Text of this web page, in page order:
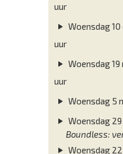
uur
Woensdag
uur
Woensdag
uur
Woensdag 5
Woensdag
Boundless:
Woensdag